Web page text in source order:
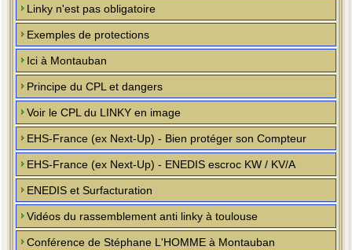
Linky n'est pas obligatoire
Exemples de protections
Ici à Montauban
Principe du CPL et dangers
Voir le CPL du LINKY en image
EHS-France (ex Next-Up) - Bien protéger son Compteur
EHS-France (ex Next-Up) - ENEDIS escroc KW / KV/A
ENEDIS et Surfacturation
Vidéos du rassemblement anti linky à toulouse
Conférence de Stéphane L'HOMME à Montauban